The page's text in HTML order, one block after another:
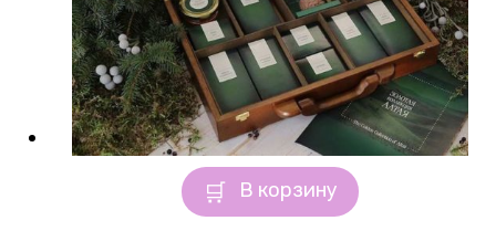
В корзину